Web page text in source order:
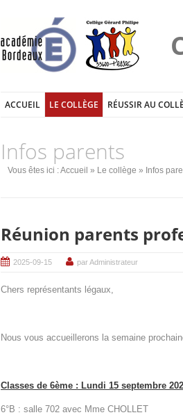
ACCUEIL LE COLLÈGE RÉUSSIR AU
Infos parents
Vous êtes ici :Accueil » Le collège » Infos
Réunion parents
2025-09-15 par Administrateur
Chers représentants légaux,
Nous vous accueillerons la semaine
Classes de 6ème : Lundi 15 septembre
6°B : salle 702 avec Mme CHOLLET